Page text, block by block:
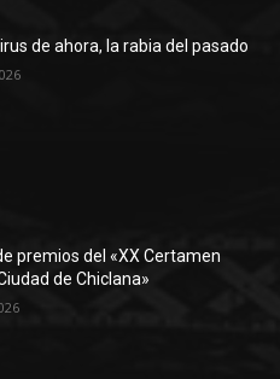
de ahora, la rabia del pasado
premios del «XX Certamen
de Chiclana»